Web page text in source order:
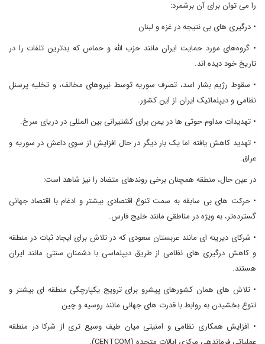
را می توان برای آن برشمرد:
• درگیری های بی نتیجه در غزه و لبنان
• گروه‌های مورد حمایت ایران مانند حزب الله و حماس که بدترین تلفات را در
تاریخ خود دیده اند.
• سقوط رژیم بشار اسد، تصرف سوریه توسط نیروهای مخالف، و تخلیه پرسنل
نظامی و دیپلماتیک ایران از این کشور.
• تهدیدات مداوم حوثی ها در یمن برای کشتیرانی بین المللی در دریای سرخ.
• تهدید کاهش یافته اما یک بار دیگر در حال افزایش از سوی داعش در سوریه و
عراق.
در عین حال، منطقه همچنان برخی روندهای متضاد را نیز شاهد است:
• حرکت های بی سابقه به سمت تنوع اقتصادی بیشتر و ادغام با اقتصاد جهانی
گسترده‌تر، به ویژه در مناطقی مانند خلیج فارس.
• شرکای دیرینه ای مانند عربستان سعودی که در تلاش برای ایجاد ثبات در منطقه
و کاهش درگیری های نظامی از طریق دیپلماسی با دشمنان سنتی مانند ایران
هستند.
• تلاش های همان کشورهای پیشرو برای ترویج یکپارچگی منطقه ای بیشتر و
تنوع بخشیدن به روابط با قدرت های جهانی مانند روسیه و چین.
• افزایش همکاری نظامی و امنیتی میان طیف وسیع تری از شرکا در منطقه